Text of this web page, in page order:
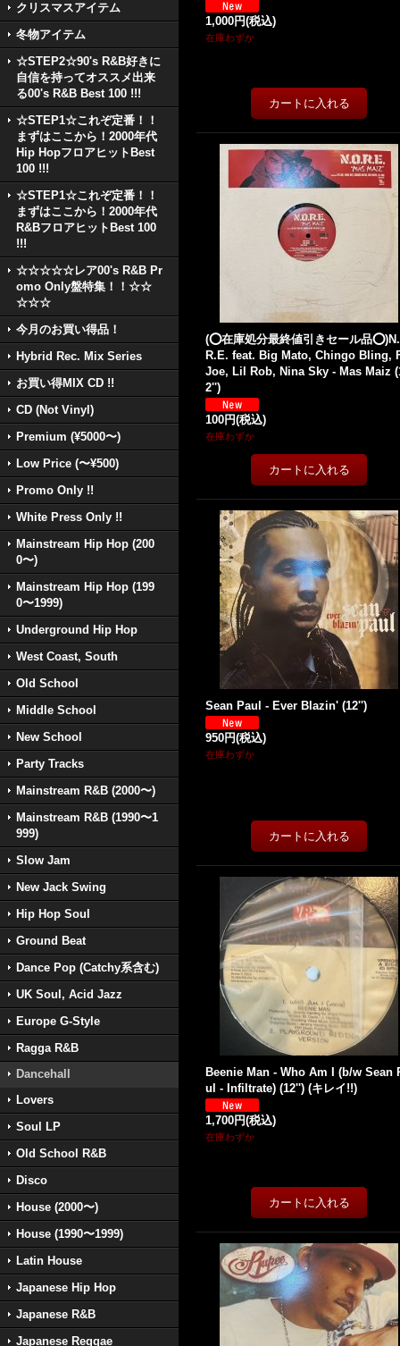
クリスマスアイテム
冬物アイテム
☆STEP2☆90's R&B好きに
自信を持ってオススメ出来
る00's R&B Best 100 !!!
☆STEP1☆これぞ定番！！
まずはここから！2000年代
Hip HopフロアヒットBest
100 !!!
☆STEP1☆これぞ定番！！
まずはここから！2000年代
R&BフロアヒットBest 100
!!!
☆☆☆☆☆レア00's R&B Pr
omo Only盤特集！！☆☆
☆☆☆
今月のお買い得品！
Hybrid Rec. Mix Series
お買い得MIX CD !!
CD (Not Vinyl)
Premium (¥5000〜)
Low Price (〜¥500)
Promo Only !!
White Press Only !!
Mainstream Hip Hop (200
0〜)
Mainstream Hip Hop (199
0〜1999)
Underground Hip Hop
West Coast, South
Old School
Middle School
New School
Party Tracks
Mainstream R&B (2000〜)
Mainstream R&B (1990〜1
999)
Slow Jam
New Jack Swing
Hip Hop Soul
Ground Beat
Dance Pop (Catchy系含む)
UK Soul, Acid Jazz
Europe G-Style
Ragga R&B
Dancehall
Lovers
Soul LP
Old School R&B
Disco
House (2000〜)
House (1990〜1999)
Latin House
Japanese Hip Hop
Japanese R&B
Japanese Reggae
1,000円(税込)
在庫わずか
(⭕️在庫処分最終値引きセール品
R.E. feat. Big Mato, Chingo Bling,
Joe, Lil Rob, Nina Sky - Mas Maiz
2'')
100円(税込)
在庫わずか
Sean Paul - Ever Blazin' (12'')
950円(税込)
在庫わずか
Beenie Man - Who Am I (b/w Sean
ul - Infiltrate) (12'') (キレイ!!)
1,700円(税込)
在庫わずか